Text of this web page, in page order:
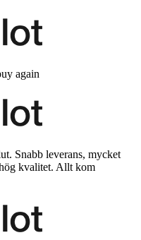
again
Snabb leverans, mycket
kvalitet. Allt kom